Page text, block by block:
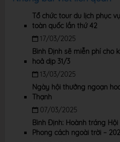
Tổ chức tour du lịch phục
toàn quốc lần thứ 42
17/03/2025
Bình Định sẽ miễn phí cho
hoả dịp 31/3
13/03/2025
Ngày hội thưởng ngoạn
Thạnh
07/03/2025
Bình Định: Hoành tráng
Phong cách ngoài trời –